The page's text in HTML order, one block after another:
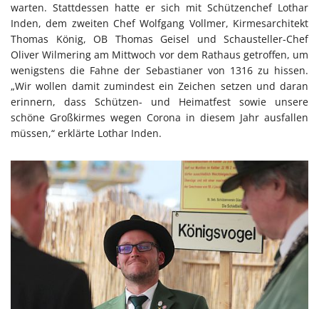
warten. Stattdessen hatte er sich mit Schützenchef Lothar
Inden, dem zweiten Chef Wolfgang Vollmer, Kirmesarchitekt
Thomas König, OB Thomas Geisel und Schausteller-Chef
Oliver Wilmering am Mittwoch vor dem Rathaus getroffen, um
wenigstens die Fahne der Sebastianer von 1316 zu hissen.
„Wir wollen damit zumindest ein Zeichen setzen und daran
erinnern, dass Schützen- und Heimatfest sowie unsere
schöne Großkirmes wegen Corona in diesem Jahr ausfallen
müssen,“ erklärte Lothar Inden.